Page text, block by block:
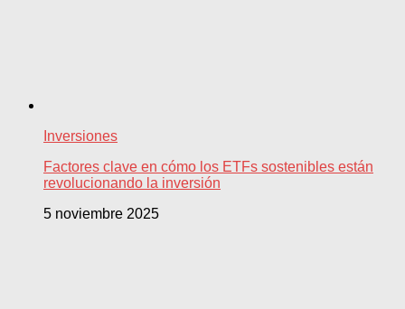
Inversiones
Factores clave en cómo los ETFs sostenibles están
revolucionando la inversión
5 noviembre 2025